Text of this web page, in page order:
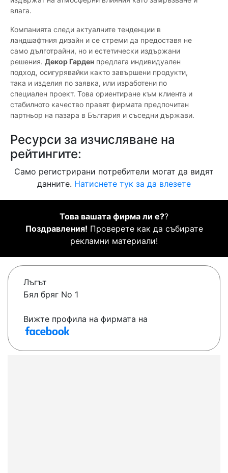
влага.
Компанията следи актуалните тенденции в
ландшафтния дизайн и се стреми да предоставя не
само дълготрайни, но и естетически издържани
решения. Декор Гарден предлага индивидуален
подход, осигурявайки както завършени продукти,
така и изделия по заявка, или изработени по
специален проект. Това ориентиране към клиента и
стабилното качество правят фирмата предпочитан
партньор на пазара в България и съседни държави.
Ресурси за изчисляване на
рейтингите:
Само регистрирани потребители могат да видят
данните. Натиснете тук за да влезете
Това вашата фирма ли е??
Поздравления! Проверете как да събирате
рекламни материали!
Лъгът
Бял бряг No 1
Вижте профила на фирмата на